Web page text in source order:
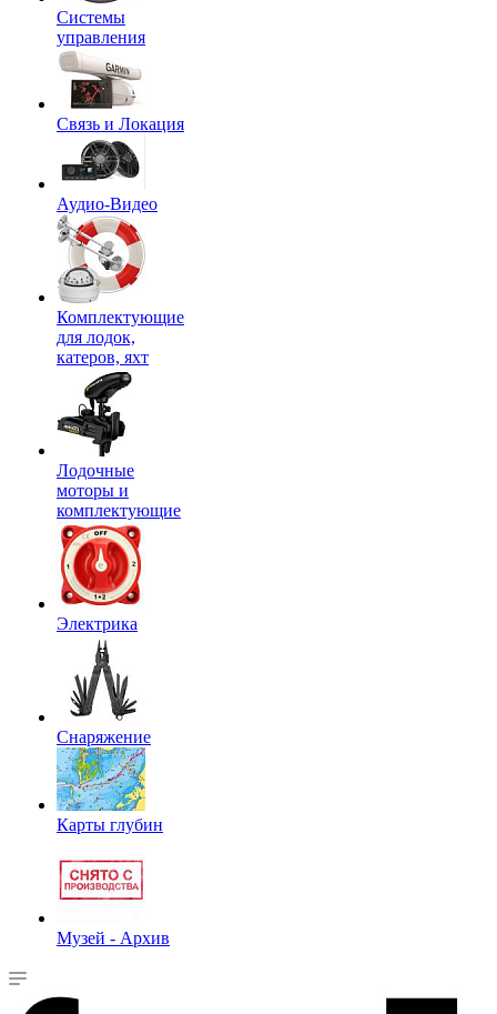
Системы
управления
Связь и Локация
Аудио-Видео
Комплектующие
для лодок,
катеров, яхт
Лодочные
моторы и
комплектующие
Электрика
Снаряжение
Карты глубин
Музей - Архив